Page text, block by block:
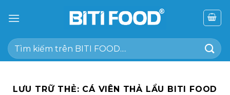
đến
dung
Tìm
kiếm:
LƯU TRỮ THẺ: CÁ VIÊN THẢ LẨU BITI FOOD